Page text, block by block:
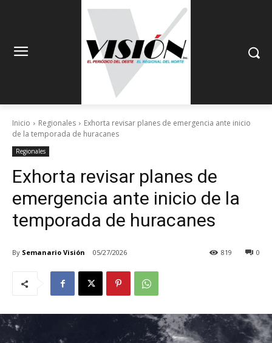
Inicio Regionales
Exhorta revisar planes de emergencia ante inicio
de la temporada de huracanes
Regionales
Exhorta revisar planes de
emergencia ante inicio de la
temporada de huracanes
By Semanario Visión 05/27/2026 0
819